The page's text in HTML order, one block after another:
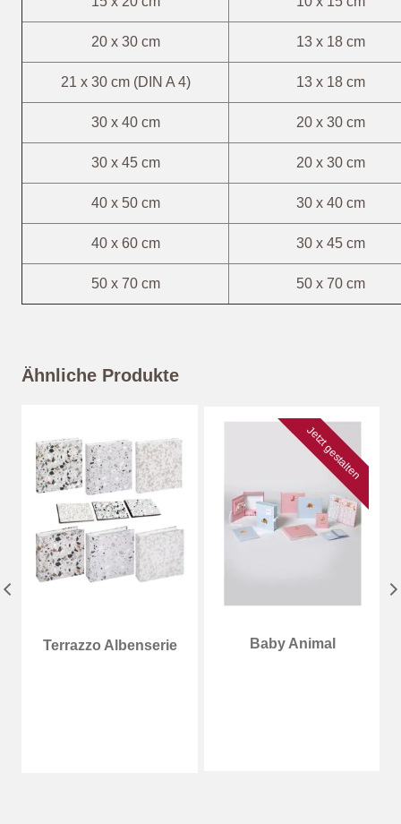
20 x 30 cm 13 x 18 cm
21 x 30 cm (DIN A 4) 13 x 18 cm
30 x 40 cm 20 x 30 cm
30 x 45 cm 20 x 30 cm
40 x 50 cm 30 x 40 cm
40 x 60 cm 30 x 45 cm
50 x 70 cm 50 x 70 cm
Ähnliche Produkte
Terrazzo Albenserie
Jetzt gestalten
Baby Animal